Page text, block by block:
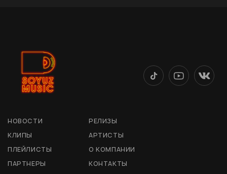
НОВОСТИ
РЕЛИЗЫ
КЛИПЫ
АРТИСТЫ
ПЛЕЙЛИСТЫ
О КОМПАНИИ
ПАРТНЕРЫ
КОНТАКТЫ